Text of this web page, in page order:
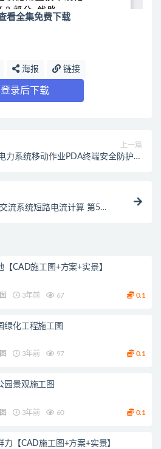
看全集免费下载
海报 链接
登录后下载
上一篇
力系统移动作业PDA终端安全防护技
流系统短路电流计算 第5部
【CAD施工图+方案+实景】
3年前 67 0.1
绿化工程施工图
3年前 97 0.1
园景观施工图
3年前 60 0.1
力【CAD施工图+方案+实景】